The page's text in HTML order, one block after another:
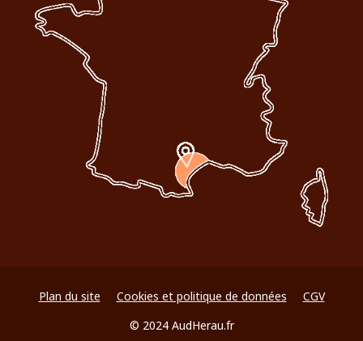
Plan du site Cookies et politique de données
CGV
© 2024 AudHerau.fr